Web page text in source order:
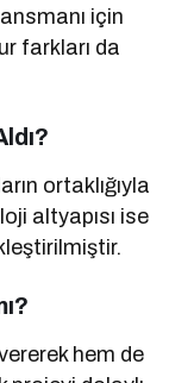
için
farkları da
ortaklığıyla
altyapısı ise
hem de